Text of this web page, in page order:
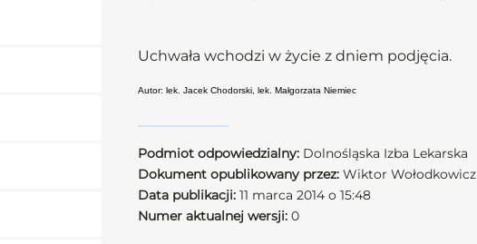
Uchwała wchodzi w życie z dniem podjęcia.
Autor: lek. Jacek Chodorski, lek. Małgorzata Niemiec
Podmiot odpowiedzialny: Dolnośląska Izba Lekarska
Dokument opublikowany przez: Wiktor Wołodkowicz
Data publikacji: 11 marca 2014 o 15:48
Numer aktualnej wersji: 0